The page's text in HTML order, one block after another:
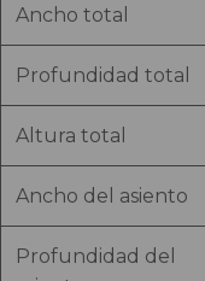
Ancho total
Profundidad total
Altura total
Ancho del asiento
Profundidad del